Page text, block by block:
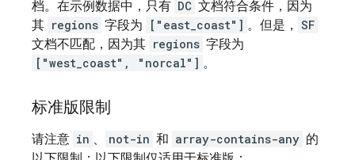
档。在示例数据中，只有 DC 文档符合条件，因为
其 regions 字段为 ["east_coast"] 。但是， SF
文档不匹配，因为其 regions 字段为
["west_coast", "norcal"] 。
标准版限制
请注意 in 、 not-in 和 array-contains-any 的